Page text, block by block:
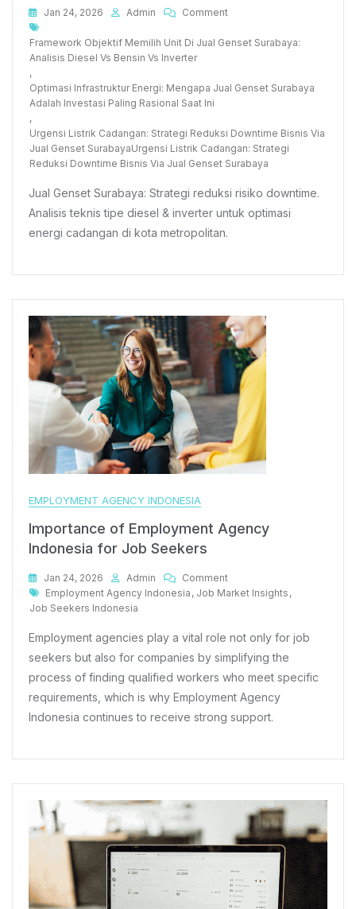
Jan 24, 2026 Admin CommentOn
Genset
Sumber
Ketika
Terjadi
Pemadaman
Kekuatan
Framework Objektif Memilih Unit Di Jual Genset Surabaya:
Analisis Diesel Vs Bensin Vs Inverter
,
Optimasi Infrastruktur Energi: Mengapa Jual Genset Surabaya
Adalah Investasi Paling Rasional Saat Ini
,
Urgensi Listrik Cadangan: Strategi Reduksi Downtime Bisnis Via
Jual Genset SurabayaUrgensi Listrik Cadangan: Strategi
Reduksi Downtime Bisnis Via Jual Genset Surabaya
Jual Genset Surabaya: Strategi reduksi risiko downtime.
Analisis teknis tipe diesel & inverter untuk optimasi
energi cadangan di kota metropolitan.
EMPLOYMENT AGENCY INDONESIA
Importance of Employment Agency
Indonesia for Job Seekers
Jan 24, 2026 Admin CommentOn
Importance
Agency
Indonesia
For
Job
Seekers
Tags
Employment Agency Indonesia , Job Market Insights ,
Job Seekers Indonesia
Employment agencies play a vital role not only for job
seekers but also for companies by simplifying the
process of finding qualified workers who meet specific
requirements, which is why Employment Agency
Indonesia continues to receive strong support.